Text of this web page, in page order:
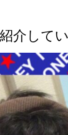
介して